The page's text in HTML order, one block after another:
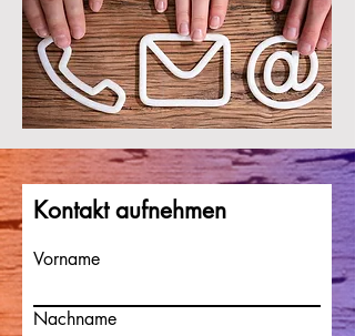
Kontakt aufnehmen
Vorname
Nachname